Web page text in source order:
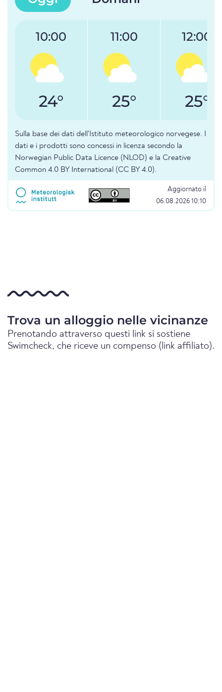
10:00
24°
11:00
25°
12:00
25°
Sulla base dei dati dell'Istituto meteorologico norvegese. I
dati e i prodotti sono concessi in licenza secondo la
Norwegian Public Data Licence (NLOD) e la Creative
Common 4.0 BY International (CC BY 4.0).
Aggiornato il
06.08.2026 10:10
Trova un alloggio nelle vicinanze
Prenotando attraverso questi link si sostiene
Swimcheck, che riceve un compenso (link affiliato).